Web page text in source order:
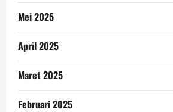
Mei 2025
April 2025
Maret 2025
Februari 2025